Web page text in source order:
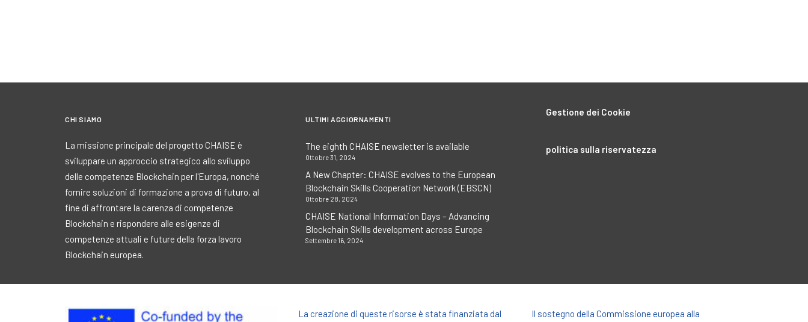
CHI SIAMO
La missione principale del progetto CHAISE è
sviluppare un approccio strategico allo sviluppo
delle competenze Blockchain per l'Europa, nonché
fornire soluzioni di formazione a prova di futuro, al
fine di affrontare la carenza di competenze
Blockchain e rispondere alle esigenze di
competenze attuali e future della forza lavoro
Blockchain europea.
ULTIMI AGGIORNAMENTI
The eighth CHAISE newsletter is available
Ottobre 31, 2024
A New Chapter: CHAISE evolves to the European
Blockchain Skills Cooperation Network (EBSCN)
Ottobre 28, 2024
CHAISE National Information Days – Advancing
Blockchain Skills development across Europe
Settembre 16, 2024
Gestione dei Cookie
politica sulla riservatezza
La creazione di queste risorse è stata finanziata dal Il sostegno della Commissione europea alla